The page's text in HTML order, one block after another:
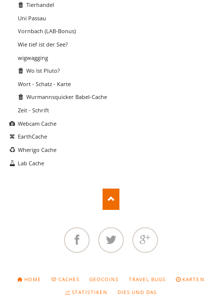
Tierhandel
Uni Passau
Vornbach (LAB-Bonus)
Wie tief ist der See?
wigwagging
Wo Ist Pluto?
Wort - Schatz - Karte
Wurmannsquicker Babel-Cache
Zeit - Schrift
Webcam Cache
EarthCache
Wherigo Cache
Lab Cache
NAVIGATION
ÜBERSPRINGEN
HOME CACHES GEOCOINS TRAVEL BUGS
KARTEN
STATISTIKEN
DIES UND DAS